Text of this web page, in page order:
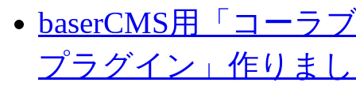
baserCMS用「コーラ
プラグイン」作りま